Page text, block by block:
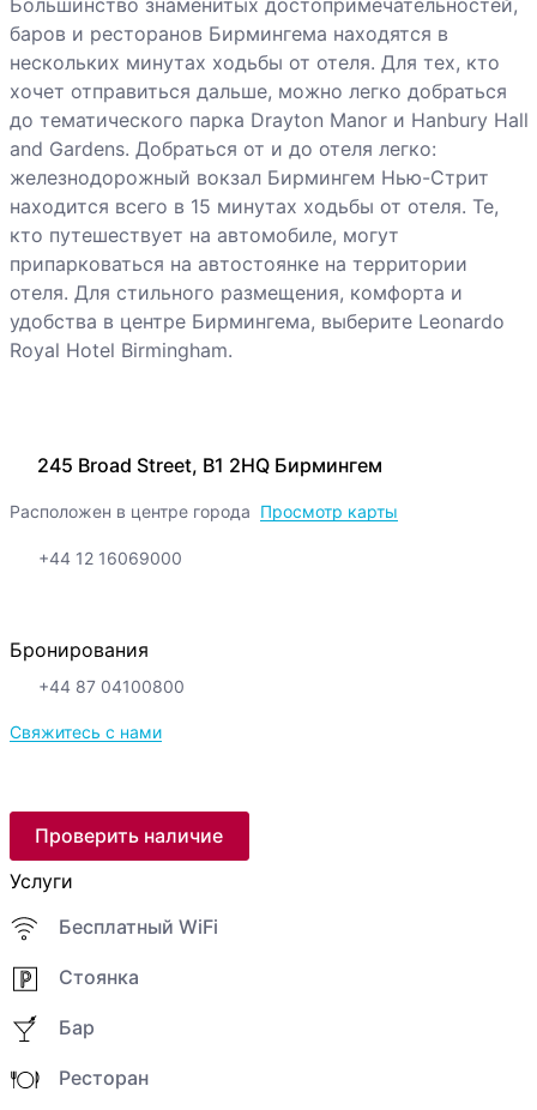
245 Broad Street, B1 2HQ Бирмингем
Расположен в центре города Просмотр карты
+44 12 16069000
Бронирования
+44 87 04100800
Свяжитесь с нами
Проверить наличие
Услуги
Бесплатный WiFi
Стоянка
Бар
Ресторан
Большинство знаменитых достопримечательностей,
баров и ресторанов Бирмингема находятся в
нескольких минутах ходьбы от отеля. Для тех, кто
хочет отправиться дальше, можно легко добраться
до тематического парка Drayton Manor и Hanbury Hall
and Gardens. Добраться от и до отеля легко:
железнодорожный вокзал Бирмингем Нью-Стрит
находится всего в 15 минутах ходьбы от отеля. Те,
кто путешествует на автомобиле, могут
припарковаться на автостоянке на территории
отеля. Для стильного размещения, комфорта и
удобства в центре Бирмингема, выберите Leonardo
Royal Hotel Birmingham.